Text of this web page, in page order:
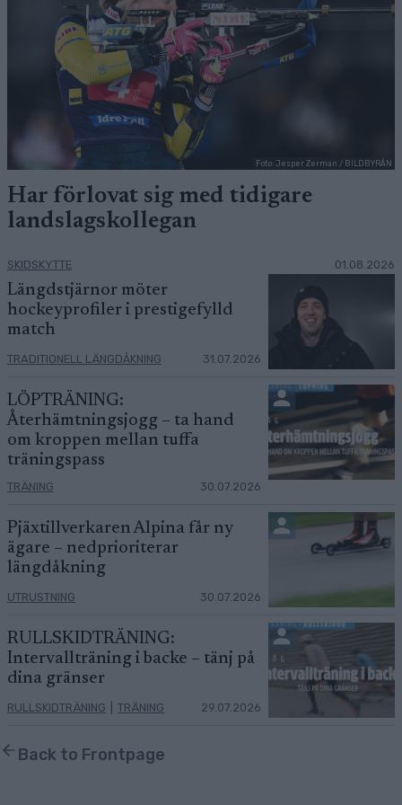
Foto: Jesper Zerman / BILDBYRÅN
Har förlovat sig med tidigare
landslagskollegan
SKIDSKYTTE 01.08.2026
Längdstjärnor möter
hockeyprofiler i prestigefylld
match
TRADITIONELL LÄNGDÅKNING 31.07.2026
LÖPTRÄNING:
Återhämtningsjogg – ta hand
om kroppen mellan tuffa
träningspass
TRÄNING 30.07.2026
Pjäxtillverkaren Alpina får ny
ägare – nedprioriterar
längdåkning
UTRUSTNING 30.07.2026
RULLSKIDTRÄNING:
Intervallträning i backe – tänj på
dina gränser
RULLSKIDTRÄNING TRÄNING 29.07.2026
Back to Frontpage